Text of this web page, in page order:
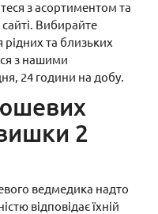
з асортиментом та
Вибирайте
рідних та близьких
з нашими
24 години на добу.
2
ведмедика надто
відповідає їхній